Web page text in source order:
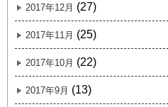
2017年12月 (27)
2017年11月 (25)
2017年10月 (22)
2017年9月 (13)